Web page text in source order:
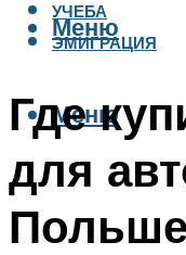
УЧЕБА
ЭМИГРАЦИЯ
Меню
Меню
Где
для
Польше